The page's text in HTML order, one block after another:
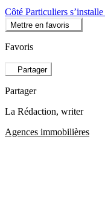
Côté Particuliers
Mettre en favoris
Favoris
Partager
Partager
La Rédaction, writer
Agences immobilières